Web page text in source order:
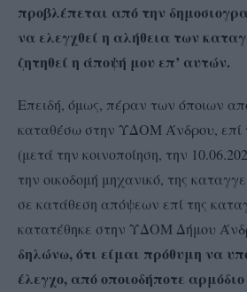
προβλέπεται από την
να ελεγχθεί η αλήθεια των
ζητηθεί η άποψή μου επ’ αυτών.
Επειδή, όμως, πέραν των όποιων
καταθέσω στην ΥΔΟΜ Άνδρου, επί
(μετά την κοινοποίηση, την
την οικοδομή μηχανικό, της
σε κατάθεση απόψεων επί της
κατατέθηκε στην ΥΔΟΜ Δήμου
δηλώνω, ότι είμαι πρόθυμη να
έλεγχο, από οποιοδήποτε